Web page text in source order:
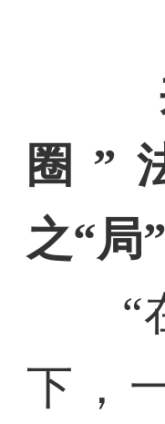
共
圈”
之“局”
“在
下，